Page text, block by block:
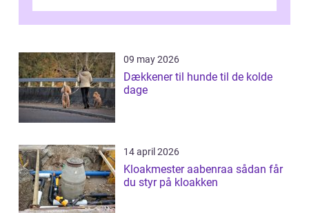
09 may 2026
Dækkener til hunde til de kolde
dage
14 april 2026
Kloakmester aabenraa sådan får
du styr på kloakken